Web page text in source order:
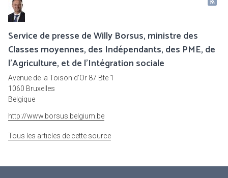
Service de presse de Willy Borsus, ministre des
Classes moyennes, des Indépendants, des PME, de
l'Agriculture, et de l'Intégration sociale
Avenue de la Toison d'Or 87 Bte 1
1060 Bruxelles
Belgique
http://www.borsus.belgium.be
Tous les articles de cette source